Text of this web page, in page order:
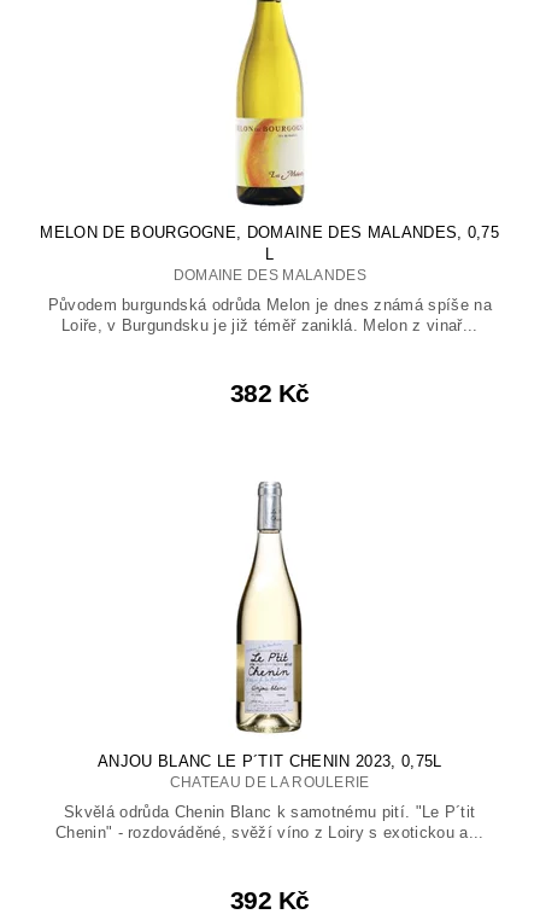
MELON DE BOURGOGNE, DOMAINE DES MALANDES, 0,75
DOMAINE DES MALANDES
Původem burgundská odrůda Melon je dnes známá spíše na
Loiře, v Burgundsku je již téměř zaniklá. Melon z vinař...
382 Kč
ANJOU BLANC LE P´TIT CHENIN 2023, 0,75L
CHATEAU DE LA ROULERIE
Skvělá odrůda Chenin Blanc k samotnému pití. "Le P´tit
Chenin" - rozdováděné, svěží víno z Loiry s exotickou a...
392 Kč